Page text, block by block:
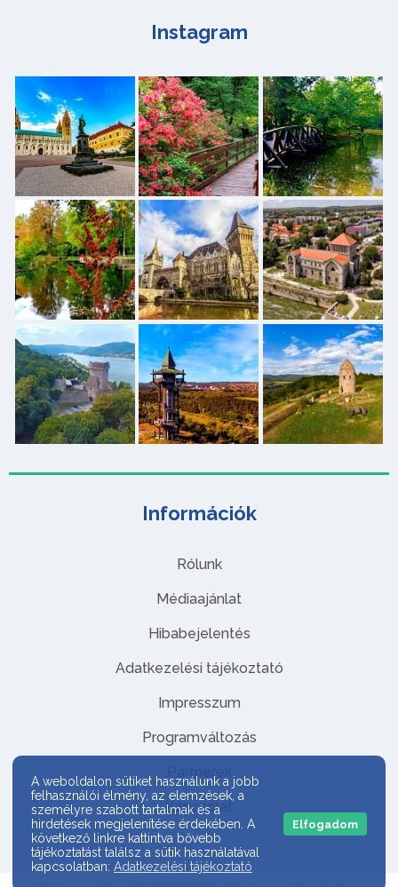
Információk
Rólunk
Médiaajánlat
Hibabejelentés
Adatkezelési tájékoztató
Impresszum
Programváltozás
Partnerek
Kapcsolat
Instagram
A weboldalon sütiket használunk a jobb
felhasználói élmény, az elemzések, a
személyre szabott tartalmak és a
hirdetések megjelenítése érdekében. A
következő linkre kattintva bővebb
tájékoztatást találsz a sütik használatával
kapcsolatban: Adatkezelési tájékoztató
Elfogadom